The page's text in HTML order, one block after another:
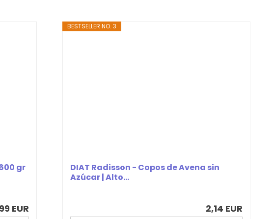
gr
EUR
BESTSELLER NO. 3
DIAT Radisson - Copos de Avena sin
Azúcar | Alto...
2,14 EUR